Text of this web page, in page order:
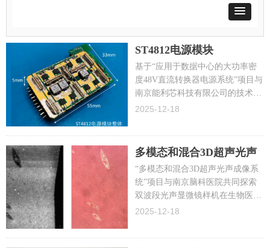
ST4812电源模块
基于“应用于数据中心的大功率密
度48V直流转换器电源系统”项目与
南京能利芯科技有限公司的技术合
作，中心与能利芯达成一组知识产
2025-12-18
多模态和混合3D超声光声
成像系统
“多模态和混合3D超声光声成像系
统”项目与南京脑科医院共同探索
双波段光声显微镜样机在生物医疗
特定应用场景下的技术验证。
2025-12-18